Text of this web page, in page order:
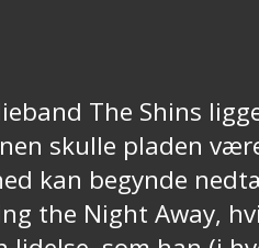
The Shins
skulle pladen
kan begynde
the Night Away,